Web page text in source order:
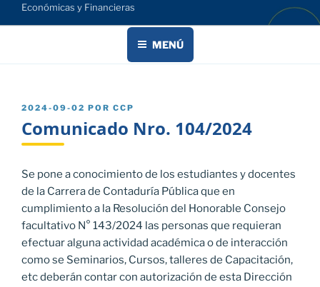
Económicas y Financieras
MENÚ
PUBLICADO
2024-09-02 POR CCP
Comunicado Nro. 104/2024
Se pone a conocimiento de los estudiantes y docentes
de la Carrera de Contaduría Pública que en
cumplimiento a la Resolución del Honorable Consejo
facultativo N° 143/2024 las personas que requieran
efectuar alguna actividad académica o de interacción
como se Seminarios, Cursos, talleres de Capacitación,
etc deberán contar con autorización de esta Dirección